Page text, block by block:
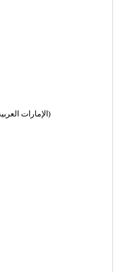
United Arab Emirates (الإمارات العربية المتحدة)